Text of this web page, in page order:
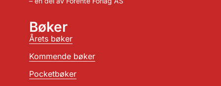
Bøker
Årets bøker
Kommende bøker
Pocketbøker